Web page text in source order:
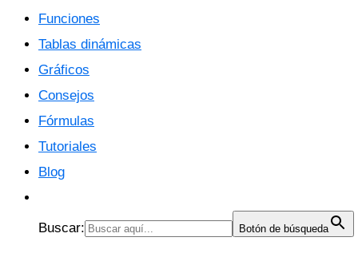
Funciones
Tablas dinámicas
Gráficos
Consejos
Fórmulas
Tutoriales
Blog
Buscar: Botón de búsqueda